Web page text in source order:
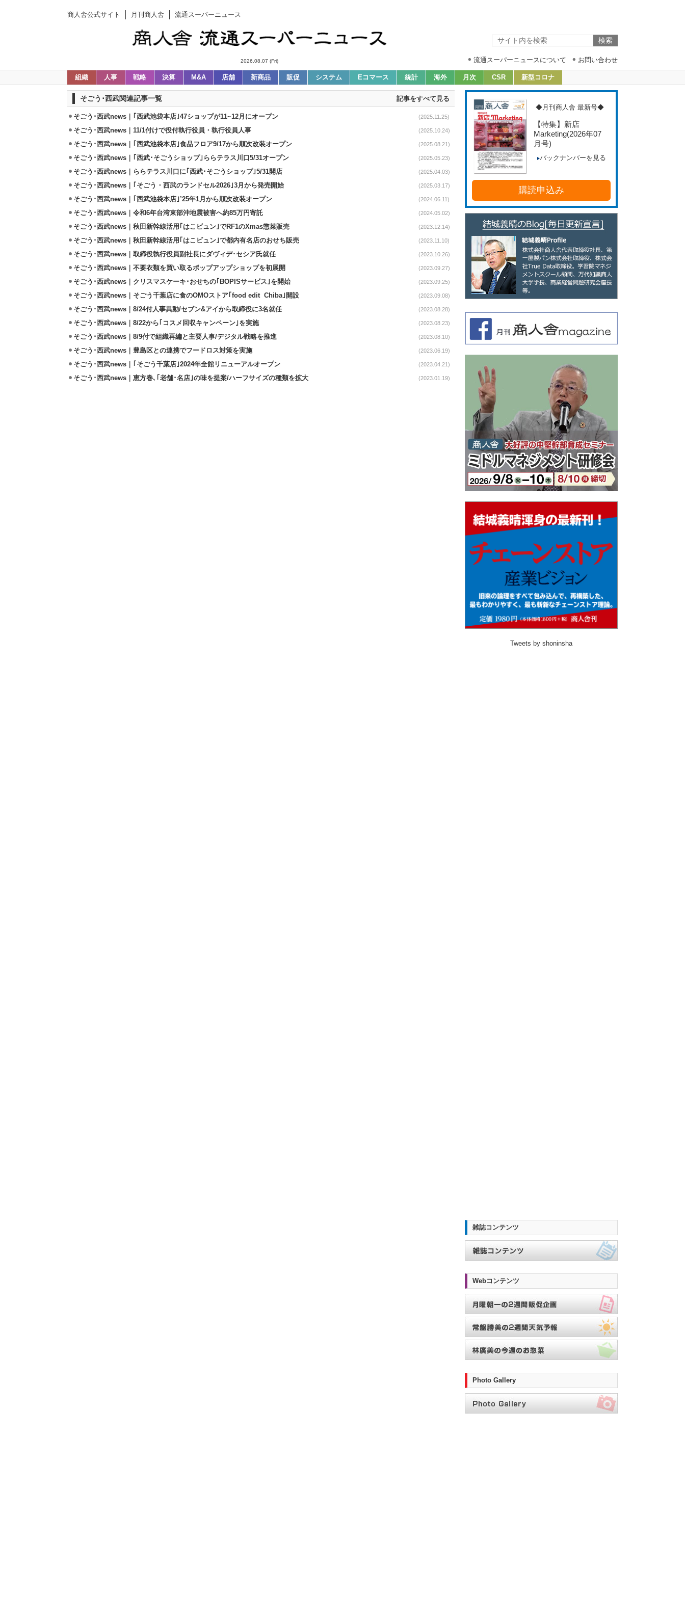
商人舎公式サイト 月刊商人舎 流通スーパーニュース
2026.08.07 (Fri) 流通スーパーニュースについて お問い合わせ
組織 人事 戦略 決算 M&A 店舗 新商品 販促 システム Eコマース 統計 海外 月次 CSR 新型コロナ
そごう･西武関連記事一覧 記事をすべて見る
そごう･西武news｜｢西武池袋本店｣47ショップが11~12月にオープン (2025.11.25)
そごう･西武news｜11/1付けで役付執行役員・執行役員人事 (2025.10.24)
そごう･西武news｜｢西武池袋本店｣食品フロア9/17から順次改装オープン (2025.08.21)
そごう･西武news｜｢西武･そごうショップ｣ららテラス川口5/31オープン (2025.05.23)
そごう･西武news｜ららテラス川口に｢西武･そごうショップ｣5/31開店 (2025.04.03)
そごう･西武news｜｢そごう・西武のランドセル2026｣3月から発売開始 (2025.03.17)
そごう･西武news｜｢西武池袋本店｣’25年1月から順次改装オープン (2024.06.11)
そごう･西武news｜令和6年台湾東部沖地震被害へ約85万円寄託 (2024.05.02)
そごう･西武news｜秋田新幹線活用｢はこビュン｣でRF1のXmas惣菜販売 (2023.12.14)
そごう･西武news｜秋田新幹線活用｢はこビュン｣で都内有名店のおせち販売 (2023.11.10)
そごう･西武news｜取締役執行役員副社長にダヴィデ･セシア氏就任 (2023.10.26)
そごう･西武news｜不要衣類を買い取るポップアップショップを初展開 (2023.09.27)
そごう･西武news｜クリスマスケーキ･おせちの｢BOPISサービス｣を開始 (2023.09.25)
そごう･西武news｜そごう千葉店に食のOMOストア｢food edit Chiba｣開設 (2023.09.08)
そごう･西武news｜8/24付人事異動/セブン&アイから取締役に3名就任 (2023.08.28)
そごう･西武news｜8/22から｢コスメ回収キャンペーン｣を実施 (2023.08.23)
そごう･西武news｜8/9付で組織再編と主要人事/デジタル戦略を推進 (2023.08.10)
そごう･西武news｜豊島区との連携でフードロス対策を実施 (2023.06.19)
そごう･西武news｜｢そごう千葉店｣2024年全館リニューアルオープン (2023.04.21)
そごう･西武news｜恵方巻､｢老舗･名店｣の味を提案/ハーフサイズの種類を拡大 (2023.01.19)
◆月刊商人舎 最新号◆
【特集】新店
Marketing(2026年07
月号)
バックナンバーを見る
購読申込み
Tweets by shoninsha
雑誌コンテンツ
Webコンテンツ
Photo Gallery